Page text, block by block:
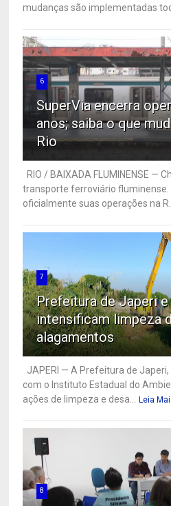
mudanças são implementadas
6
SuperVia encerra
anos; saiba o que
Rio
RIO / BAIXADA FLUMINENSE —
transporte ferroviário fluminense.
oficialmente suas operações na R...
7
Prefeitura de Japeri e
intensificam limpeza
alagamentos
JAPERI — A Prefeitura de
com o Instituto Estadual do
ações de limpeza e desa...
Leia
8